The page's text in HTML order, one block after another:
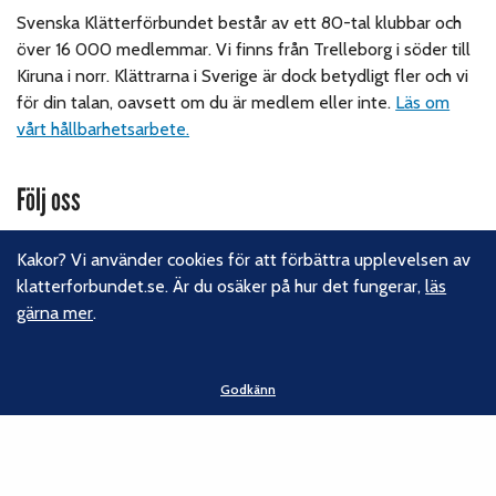
Svenska Klätterförbundet består av ett 80-tal klubbar och
över 16 000 medlemmar. Vi finns från Trelleborg i söder till
Kiruna i norr. Klättrarna i Sverige är dock betydligt fler och vi
för din talan, oavsett om du är medlem eller inte. Läs om
vårt hållbarhetsarbete.
Följ oss
Instagram
Linkedin
Nyhetsbrev
Kakor? Vi använder cookies för att förbättra upplevelsen av
klatterforbundet.se. Är du osäker på hur det fungerar,läs
gärna mer.
Godkänn